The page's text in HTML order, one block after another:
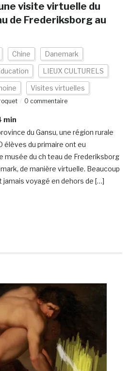
visite virtuelle du
de Frederiksborg au
Chine Danemark
LIEUX CULTURELS
Visites virtuelles
0 commentaire
min
du Gansu, une région rurale
élèves du primaire ont eu
musée du ch teau de Frederiksborg
de manière virtuelle. Beaucoup
jamais voyagé en dehors de […]